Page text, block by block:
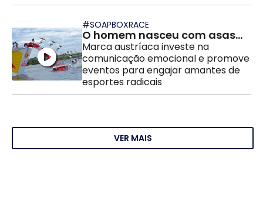
#SOAPBOXRACE
O homem nasceu com asas...
Marca austríaca investe na
comunicação emocional e promove
eventos para engajar amantes de
esportes radicais
VER MAIS